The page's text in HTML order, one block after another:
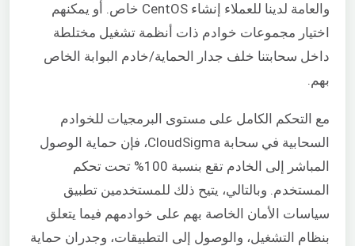
والعامة لدينا للعملاء إنشاء CentOS خاص. أو يمكنهم
اختيار مجموعات خوادم ذات أنظمة تشغيل مختلطة
داخل سحابتنا خلف جدار الحماية/خادم البوابة الخاص
بهم.
مع التحكم الكامل على مستوى البرمجيات للخوادم
السحابية في سحابة CloudSigma، فإن حماية الوصول
المباشر إلى الخادم تقع بنسبة 100% تحت تحكم
المستخدم. وبالتالي، يتيح ذلك للمستخدمين تطبيق
سياسات الأمان الخاصة بهم على خوادمهم فيما يتعلق
بنظام التشغيل، والوصول إلى التطبيقات، وجدران حماية